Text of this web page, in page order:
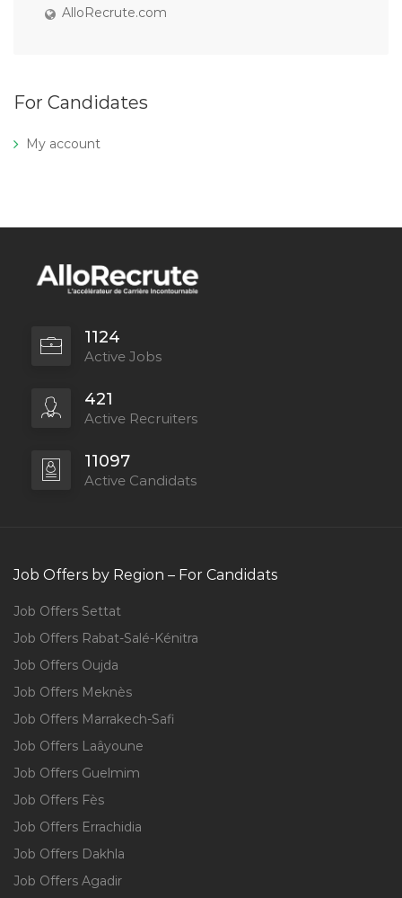
AlloRecrute.com
For Candidates
My account
1124
Active Jobs
421
Active Recruiters
11097
Active Candidats
Job Offers by Region – For Candidats
Job Offers Settat
Job Offers Rabat-Salé-Kénitra
Job Offers Oujda
Job Offers Meknès
Job Offers Marrakech-Safi
Job Offers Laâyoune
Job Offers Guelmim
Job Offers Fès
Job Offers Errachidia
Job Offers Dakhla
Job Offers Agadir